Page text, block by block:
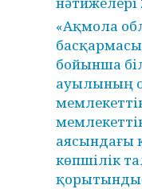
«Ақмола
бойынша
ауылының
аясындағы
көпшілік